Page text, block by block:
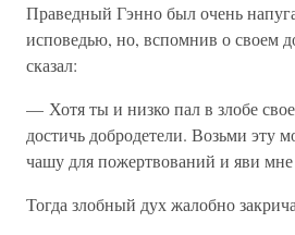
Праведный Гэнно был очень
исповедью, но, вспомнив о своем
сказал:
— Хотя ты и низко пал в злобе
достичь добродетели. Возьми эту
чашу для пожертвований и яви мне
Тогда злобный дух жалобно